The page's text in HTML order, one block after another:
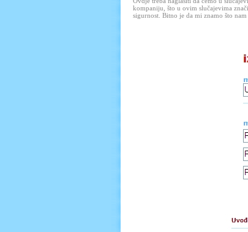
kompaniju, što u ovim slučajevima
sigurnost. Bitno je da mi znamo što nam